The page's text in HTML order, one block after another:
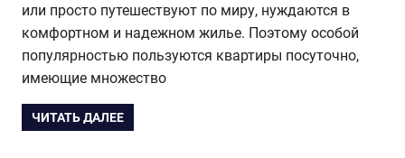
или просто путешествуют по миру, нуждаются в
комфортном и надежном жилье. Поэтому особой
популярностью пользуются квартиры посуточно,
имеющие множество
ЧИТАТЬ ДАЛЕЕ